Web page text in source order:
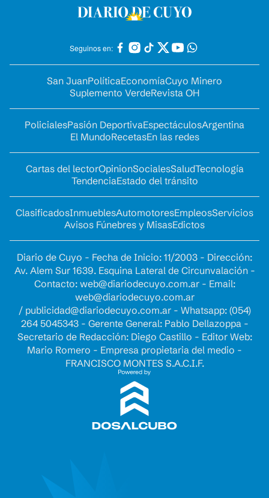
Seguinos en:
San JuanPolíticaEconomíaCuyo Minero
Suplemento VerdeRevista OH
PolicialesPasión DeportivaEspectáculosArgentina
El MundoRecetasEn las redes
Cartas del lectorOpinionSocialesSaludTecnología
TendenciaEstado del tránsito
ClasificadosInmueblesAutomotoresEmpleosServicios
Avisos Fúnebres y MisasEdictos
Diario de Cuyo - Fecha de Inicio: 11/2003 - Dirección:
Av. Alem Sur 1639. Esquina Lateral de Circunvalación -
Contacto: web@diariodecuyo.com.ar- Email:
web@diariodecuyo.com.ar
/ publicidad@diariodecuyo.com.ar- Whatsapp: (054)
264 5045343 - Gerente General: Pablo Dellazoppa -
Secretario de Redacción: Diego Castillo - Editor Web:
Mario Romero - Empresa propietaria del medio -
FRANCISCO MONTES S.A.C.I.F.